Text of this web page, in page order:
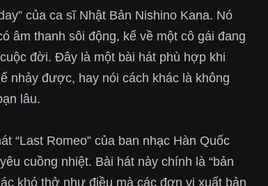
của ca sĩ Nhật Bản Nishino Kana. Nó
âm thanh sôi động, kể về một cô gái đang
đời. Đây là một bài hát phù hợp khi
nhảy được, hay nói cách khác là không
lâu.
“Last Romeo” của ban nhạc Hàn Quốc
cuồng nhiệt. Bài hát này chính là “bản
khó thở như điều mà các đơn vị xuất bản